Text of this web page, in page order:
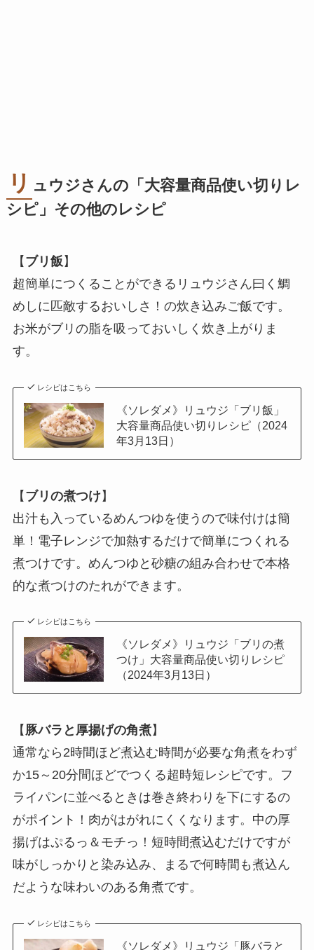
リ ュウジさんの「大容量商品使い切りレ
シピ」その他のレシピ
【 ブリ飯 】
超簡単につくることができるリュウジさん曰く鯛
めしに匹敵するおいしさ！の炊き込みご飯です。
お米がブリの脂を吸っておいしく炊き上がりま
す。
レシピはこちら
《ソレダメ》リュウジ「ブリ飯」
大容量商品使い切りレシピ（2024
年3月13日）
【 ブリの煮つけ】
出汁も入っているめんつゆを使うので味付けは簡
単！電子レンジで加熱するだけで簡単につくれる
煮つけです。めんつゆと砂糖の組み合わせで本格
的な煮つけのたれができます。
レシピはこちら
《ソレダメ》リュウジ「ブリの煮
つけ」大容量商品使い切りレシピ
（2024年3月13日）
【 豚バラと厚揚げの角煮】
通常なら2時間ほど煮込む時間が必要な角煮をわず
か15～20分間ほどでつくる超時短レシピです。フ
ライパンに並べるときは巻き終わりを下にするの
がポイント！肉がはがれにくくなります。中の厚
揚げはぷるっ＆モチっ！短時間煮込むだけですが
味がしっかりと染み込み、まるで何時間も煮込ん
だような味わいのある角煮です。
レシピはこちら
《ソレダメ》リュウジ「豚バラと